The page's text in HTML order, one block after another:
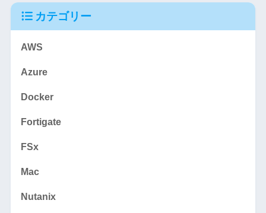
カテゴリー
AWS
Azure
Docker
Fortigate
FSx
Mac
Nutanix